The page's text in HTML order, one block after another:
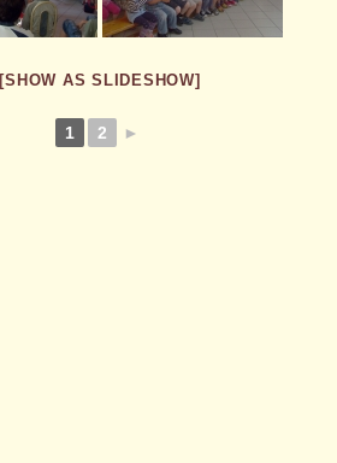
[SHOW AS SLIDESHOW]
1 2 ►